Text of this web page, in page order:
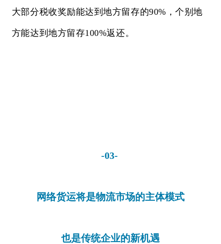
大部分税收奖励能达到地方留存的90%，个别地
方能达到地方留存100%返还。
-03-
网络货运将是物流市场的主体模式
也是传统企业的新机遇